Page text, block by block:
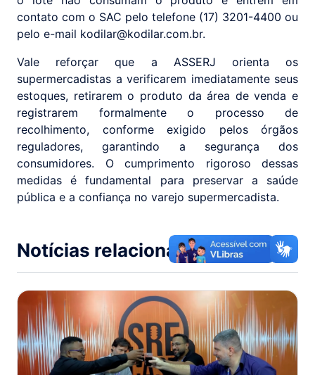
contato com o SAC pelo telefone (17) 3201-4400 ou
pelo e-mail kodilar@kodilar.com.br.
Vale reforçar que a ASSERJ orienta os
supermercadistas a verificarem imediatamente seus
estoques, retirarem o produto da área de venda e
registrarem formalmente o processo de
recolhimento, conforme exigido pelos órgãos
reguladores, garantindo a segurança dos
consumidores. O cumprimento rigoroso dessas
medidas é fundamental para preservar a saúde
pública e a confiança no varejo supermercadista.
Notícias relacionadas